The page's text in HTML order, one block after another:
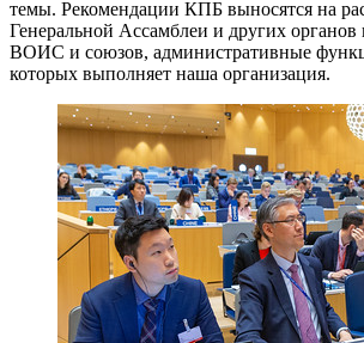
темы. Рекомендации КПБ выносятся на
Генеральной Ассамблеи и других органов
ВОИС и союзов, административные
которых выполняет наша организация.